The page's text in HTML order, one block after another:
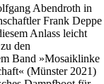
Abendroth in
Frank Deppe
Anlass leicht
den
Band »Mosaiklinke
(Münster 2021)